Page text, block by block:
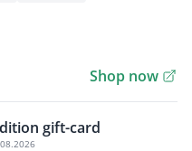
Shop now
gift-card